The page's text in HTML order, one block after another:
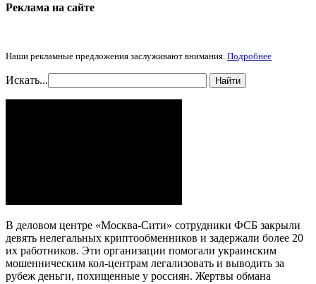
Реклама на cайте
Наши рекламные предложения заслуживают внимания. Подробнее
Искать... Найти
В деловом центре «Москва-Сити» сотрудники ФСБ закрыли
девять нелегальных криптообменников и задержали более 20
их работников. Эти организации помогали украинским
мошенническим кол-центрам легализовать и выводить за
рубеж деньги, похищенные у россиян. Жертвы обмана